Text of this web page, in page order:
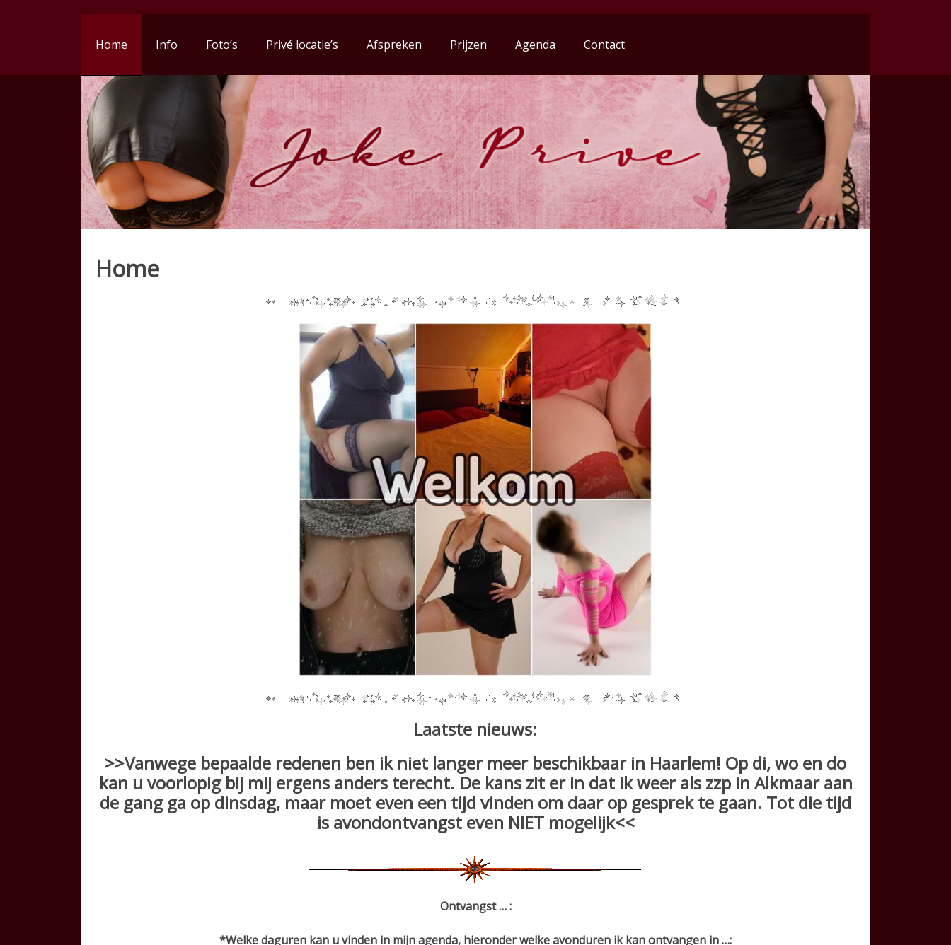
Home Info Foto’s Privé locatie’s Afspreken Prijzen Agenda Contact
Home
Laatste nieuws:
>>Vanwege bepaalde redenen ben ik niet langer meer beschikbaar in Haarlem! Op di, wo en do
kan u voorlopig bij mij ergens anders terecht. De kans zit er in dat ik weer als zzp in Alkmaar aan
de gang ga op dinsdag, maar moet even een tijd vinden om daar op gesprek te gaan. Tot die tijd
is avondontvangst even NIET mogelijk<<
Ontvangst … :
*Welke daguren kan u vinden in mijn agenda, hieronder welke avonduren ik kan ontvangen in …: